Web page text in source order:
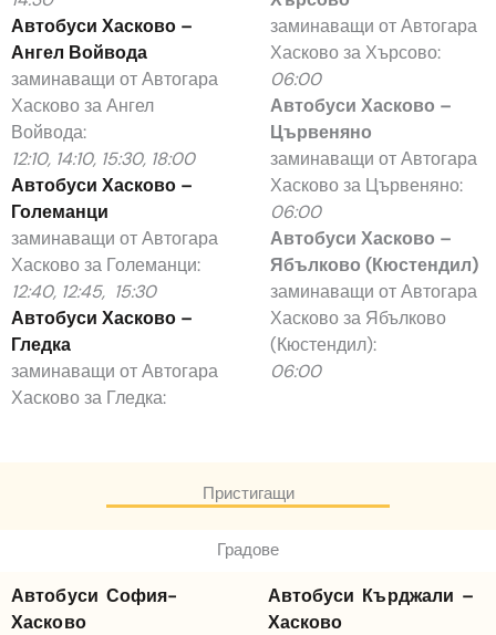
Автобуси Хасково –
Ангел Войвода
заминаващи от Автогара
Хасково за Ангел
Войвода:
12:10, 14:10, 15:30, 18:00
Автобуси Хасково –
Големанци
заминаващи от Автогара
Хасково за Големанци:
12:40, 12:45, 15:30
Автобуси Хасково –
Гледка
заминаващи от Автогара
Хасково за Гледка:
заминаващи от Автогара
Хасково за Хърсово:
06:00
Автобуси Хасково –
Цървеняно
заминаващи от Автогара
Хасково за Цървеняно:
06:00
Автобуси Хасково –
Ябълково (Кюстендил)
заминаващи от Автогара
Хасково за Ябълково
(Кюстендил):
06:00
Пристигащи
Градове
Автобуси София-
Хасково
Автобуси Кърджали –
Хасково